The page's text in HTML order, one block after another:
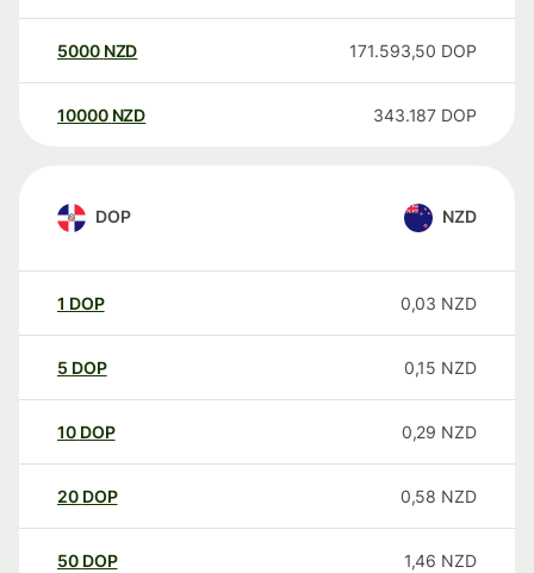
5000 NZD 171.593,50 DOP
10000 NZD 343.187 DOP
DOP NZD
1 DOP 0,03 NZD
5 DOP 0,15 NZD
10 DOP 0,29 NZD
20 DOP 0,58 NZD
50 DOP 1,46 NZD